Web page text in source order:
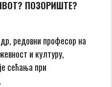
ПОЗОРИШТЕ?
редовни професор на
и културу,
сећања при